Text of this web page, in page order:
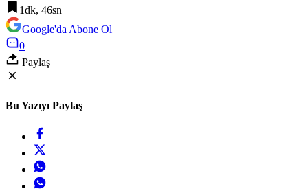
1dk, 46sn
Google'da Abone Ol
0
Paylaş
Bu Yazıyı Paylaş